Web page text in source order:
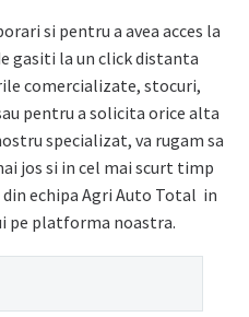
si pentru a avea acces la
gasiti la un click distanta
comercializate, stocuri,
pentru a solicita orice alta
specializat, va rugam sa
jos si in cel mai scurt timp
echipa Agri Auto Total in
pe platforma noastra.